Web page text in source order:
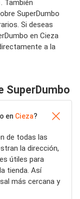
También
SuperDumbo
Si deseas
en Cieza
a la
SuperDumbo
en Cieza?
de todas las
la dirección,
útiles para
tienda. Así
más cercana y